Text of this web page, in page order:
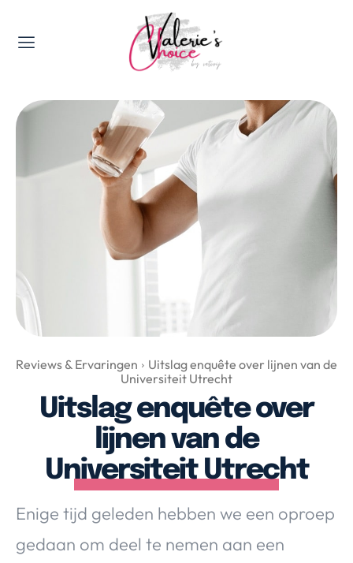
Valerie's Topics
Travel & Culture
Food & Drinks
Happyness & Opmerkelijk
Lifestyle, Sport & Duurzaamheid
Gadgets & Tech
Top 5 van Valerie
Health & Beauty
Nieuws & Media
Over Valerie
De Top 5
Contact
VALERIE'S CHOICE
Food & Drinks Health & Beauty
Reviews & Ervaringen
Uitslag enquête over lijnen van de
Universiteit Utrecht
Uitslag enquête over
lijnen van de
Universiteit Utrecht
Enige tijd geleden hebben we een oproep
gedaan om deel te nemen aan een